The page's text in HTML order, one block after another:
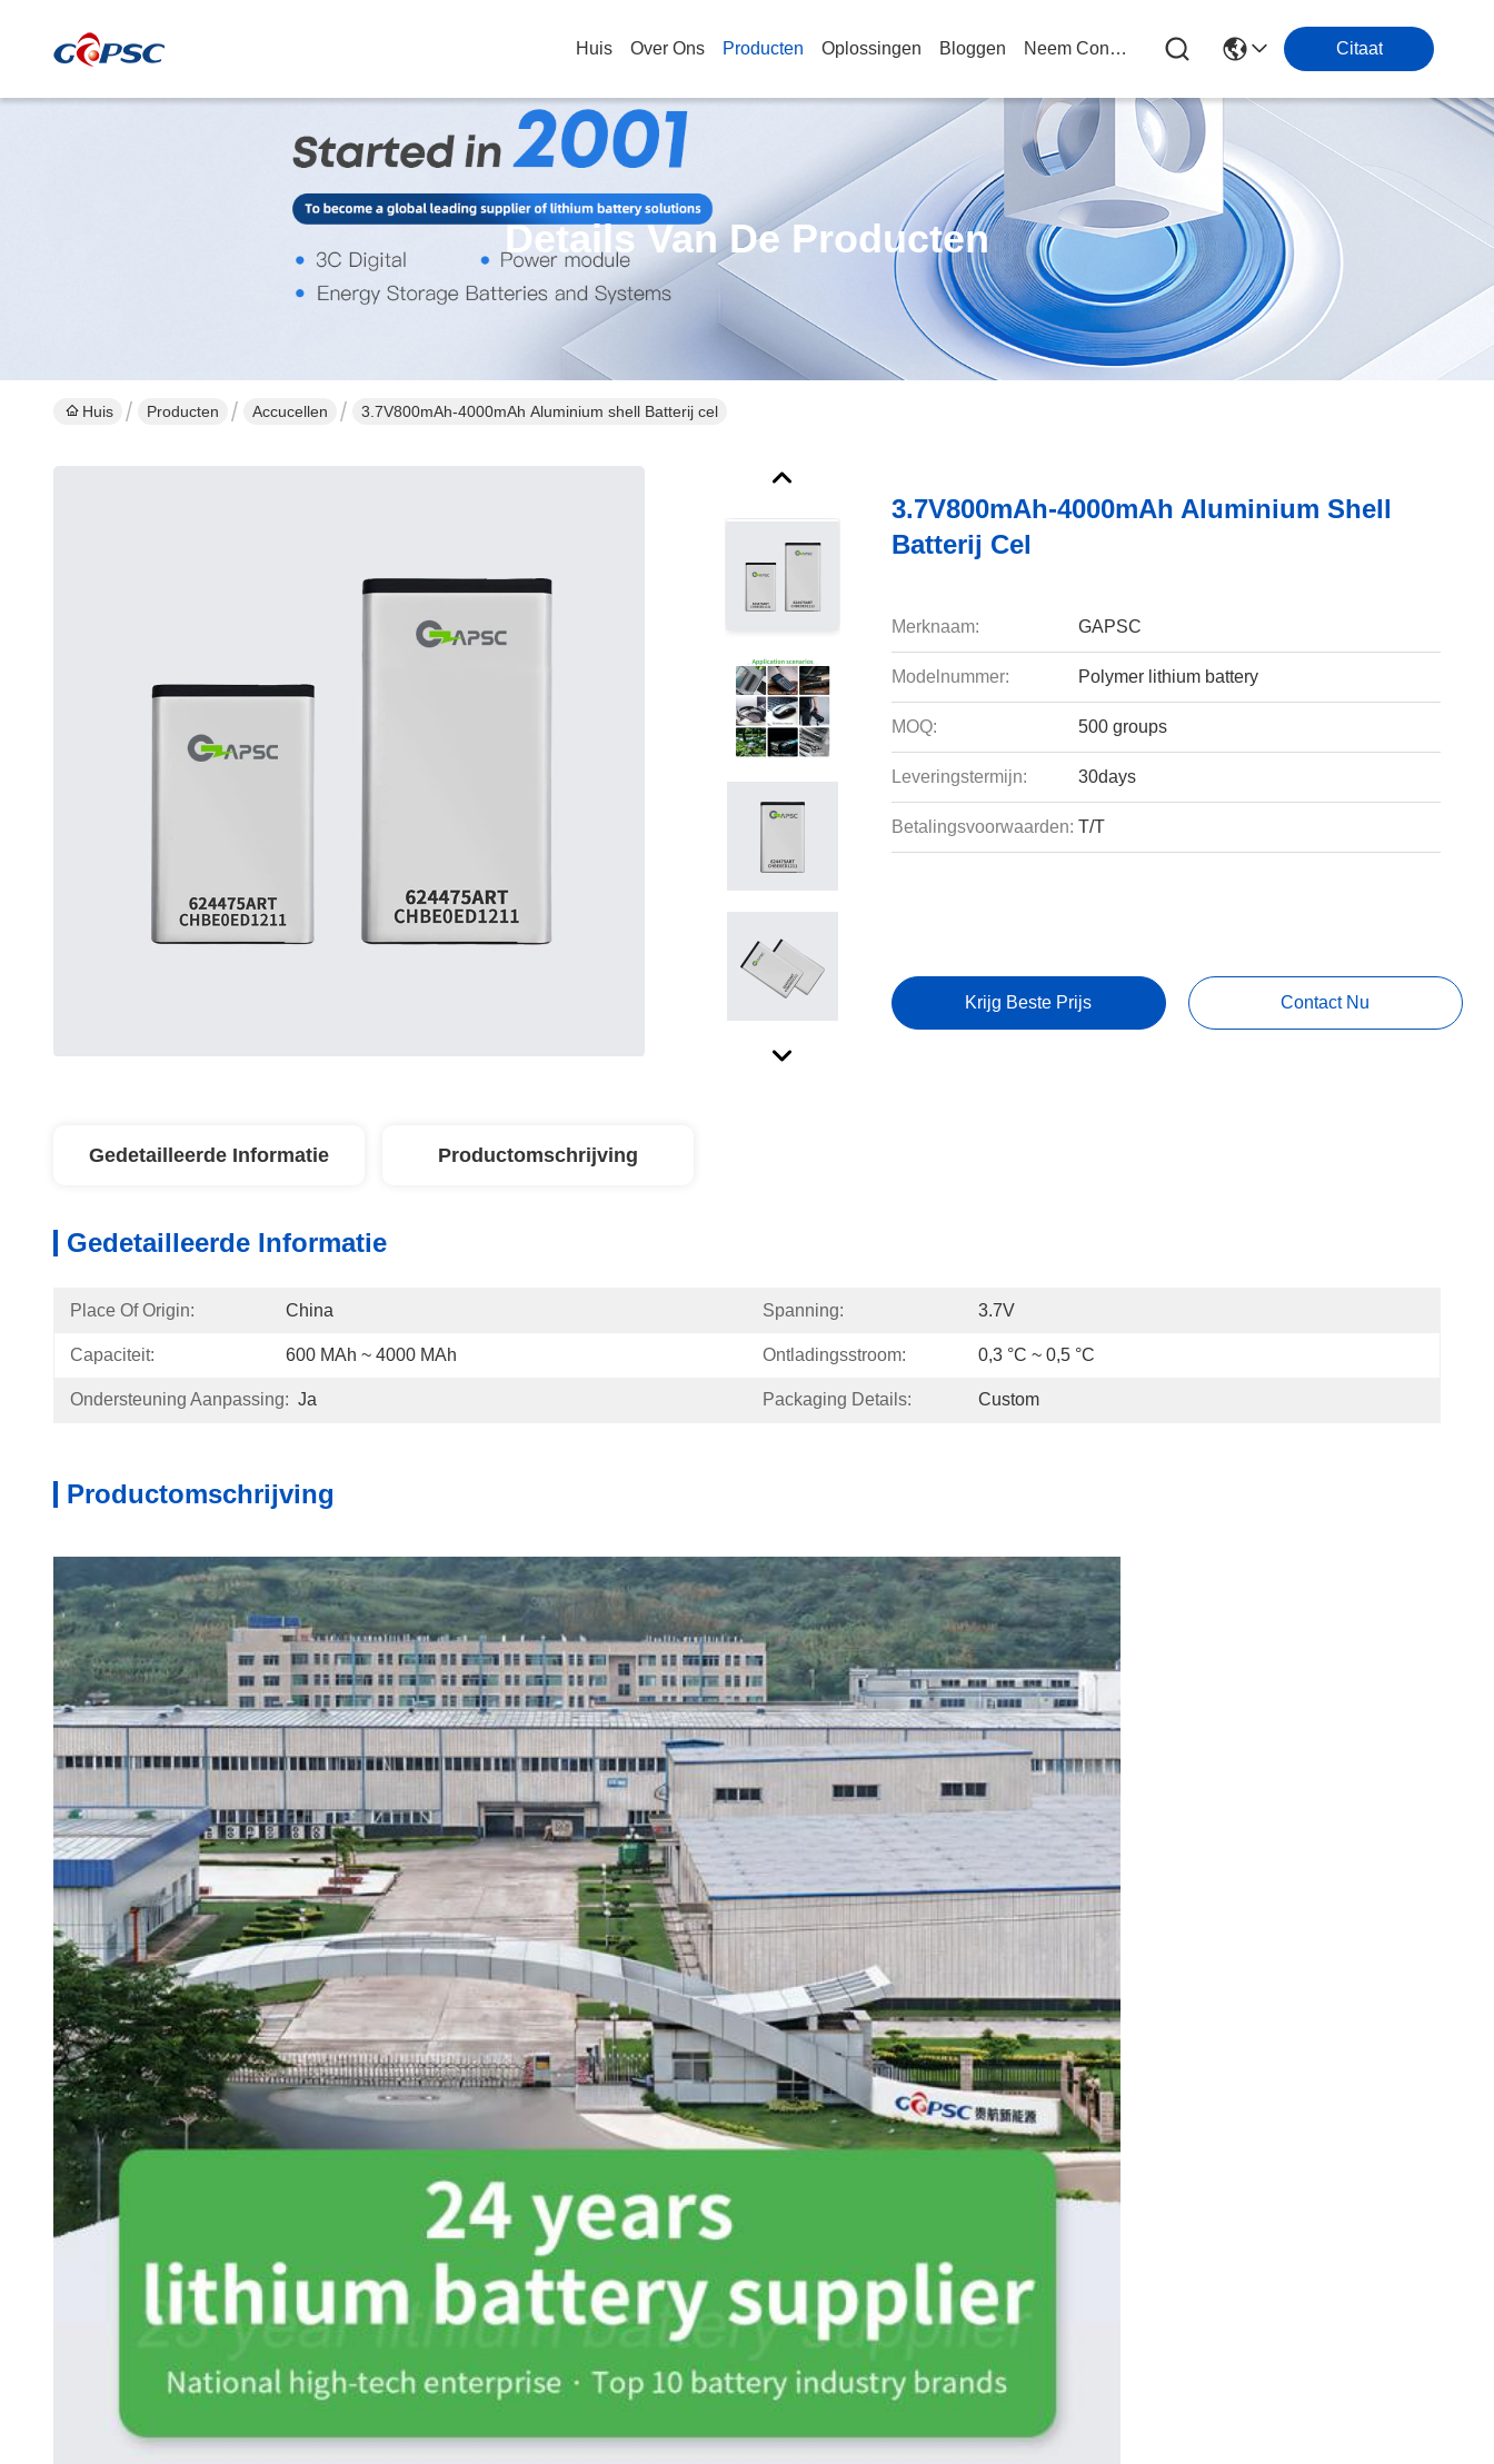
Huis Over Ons Producten Oplossingen Bloggen Neem Contact Met Ons Op Citaat
Details Van De Producten
Huis Producten Accucellen 3.7V800mAh-4000mAh Aluminium shell Batterij cel
3.7V800mAh-4000mAh Aluminium Shell
Batterij Cel
Merknaam: GAPSC
Modelnummer: Polymer lithium battery
MOQ: 500 groups
Leveringstermijn: 30days
Betalingsvoorwaarden: T/T
Krijg Beste Prijs Contact Nu
Gedetailleerde Informatie Productomschrijving
Gedetailleerde Informatie
Place Of Origin: China Spanning: 3.7V
Capaciteit: 600 MAh ~ 4000 MAh Ontladingsstroom: 0,3 °C ~ 0,5 °C
Ondersteuning Aanpassing: Ja Packaging Details: Custom
Productomschrijving